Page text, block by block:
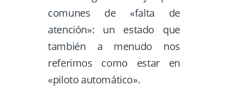
comunes de «falta de
atención»: un estado que
también a menudo nos
referimos como estar en
«piloto automático».